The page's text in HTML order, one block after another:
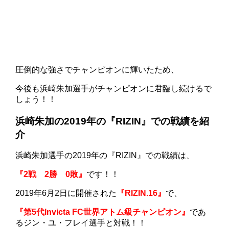
圧倒的な強さでチャンピオンに輝いたため、
今後も浜崎朱加選手がチャンピオンに君臨し続けるで
しょう！！
浜崎朱加の2019年の『RIZIN』での戦績を紹
介
浜崎朱加選手の2019年の『RIZIN』での戦績は、
『2戦 2勝 0敗』 です！！
2019年6月2日に開催された 『RIZIN.16』 で、
『第5代Invicta FC世界アトム級チャンピオン』 であ
るジン・ユ・フレイ選手と対戦！！